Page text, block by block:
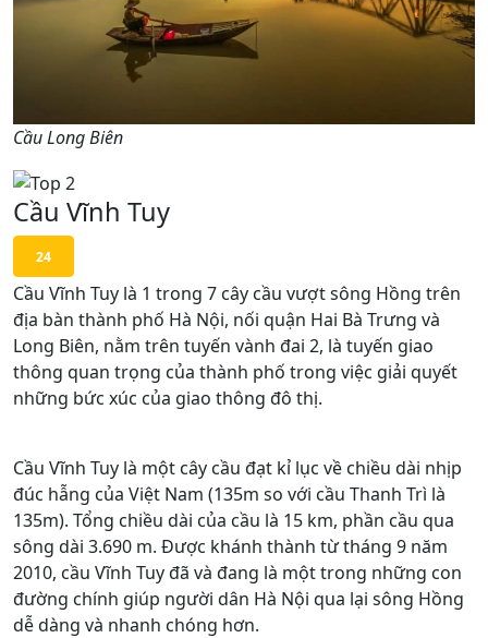
Cầu Long Biên
Cầu Vĩnh Tuy
24
Cầu Vĩnh Tuy là 1 trong 7 cây cầu vượt sông Hồng trên
địa bàn thành phố Hà Nội, nối quận Hai Bà Trưng và
Long Biên, nằm trên tuyến vành đai 2, là tuyến giao
thông quan trọng của thành phố trong việc giải quyết
những bức xúc của giao thông đô thị.
Cầu Vĩnh Tuy là một cây cầu đạt kỉ lục về chiều dài nhịp
đúc hẫng của Việt Nam (135m so với cầu Thanh Trì là
135m). Tổng chiều dài của cầu là 15 km, phần cầu qua
sông dài 3.690 m. Được khánh thành từ tháng 9 năm
2010, cầu Vĩnh Tuy đã và đang là một trong những con
đường chính giúp người dân Hà Nội qua lại sông Hồng
dễ dàng và nhanh chóng hơn.